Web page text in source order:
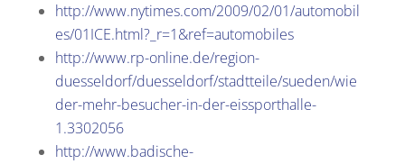
http://www.nytimes.com/2009/02/01/automobil
es/01ICE.html?_r=1&ref=automobiles
http://www.rp-online.de/region-
duesseldorf/duesseldorf/stadtteile/sueden/wie
der-mehr-besucher-in-der-eissporthalle-
1.3302056
http://www.badische-